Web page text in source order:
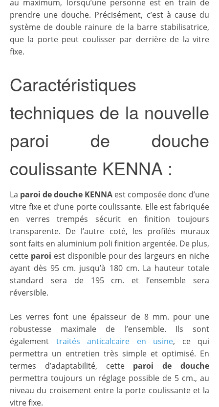
au maximum, lorsqu’une personne est en train de
prendre une douche. Précisément, c’est à cause du
système de double rainure de la barre stabilisatrice,
que la porte peut coulisser par derrière de la vitre
fixe.
Caractéristiques
techniques de la nouvelle
paroi de douche
coulissante KENNA :
La paroi de douche KENNA est composée donc d’une
vitre fixe et d’une porte coulissante. Elle est fabriquée
en verres trempés sécurit en finition toujours
transparente. De l’autre coté, les profilés muraux
sont faits en aluminium poli finition argentée. De plus,
cette paroi est disponible pour des largeurs en niche
ayant dès 95 cm. jusqu’à 180 cm. La hauteur totale
standard sera de 195 cm. et l’ensemble sera
réversible.
Les verres font une épaisseur de 8 mm. pour une
robustesse maximale de l’ensemble. Ils sont
également traités anticalcaire en usine, ce qui
permettra un entretien très simple et optimisé. En
termes d’adaptabilité, cette paroi de douche
permettra toujours un réglage possible de 5 cm., au
niveau du croisement entre la porte coulissante et la
vitre fixe.